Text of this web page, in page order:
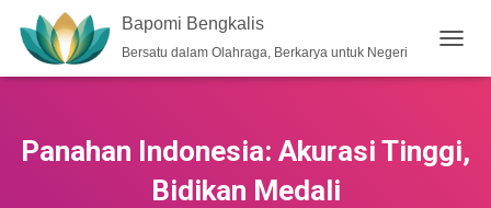
Bapomi Bengkalis
Bersatu dalam Olahraga, Berkarya untuk Negeri
O
L
E
Panahan Indonesia: Akurasi Tinggi,
Bidikan Medali